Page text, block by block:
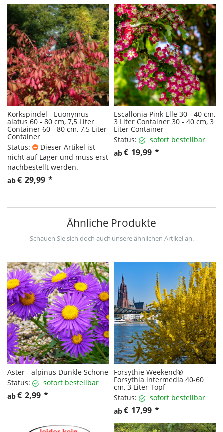
Korkspindel - Euonymus
alatus 60 - 80 cm, 7,5 Liter
Container 60 - 80 cm, 7,5 Liter
Container
Status:
Dieser Artikel ist
nicht auf Lager und muss erst
nachbestellt werden.
ab€ 29,99 *
Escallonia Pink Elle 30 - 40 cm,
3 Liter Container 30 - 40 cm, 3
Liter Container
Status:
sofort bestellbar
ab€ 19,99 *
Ähnliche Produkte
Schauen Sie sich doch auch unsere ähnlichen Artikel an.
Aster - alpinus Dunkle Schöne
Status:
sofort bestellbar
ab€ 2,99 *
Forsythie Weekend® -
Forsythia intermedia 40-60
cm, 3 Liter Topf
Status:
sofort bestellbar
ab€ 17,99 *